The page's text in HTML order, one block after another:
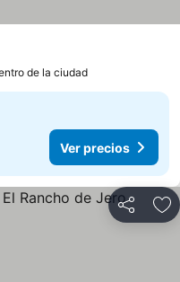
de la ciudad
Ver precios
Compartir